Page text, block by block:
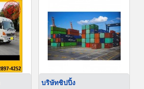
บริษัทชิปปิ้ง